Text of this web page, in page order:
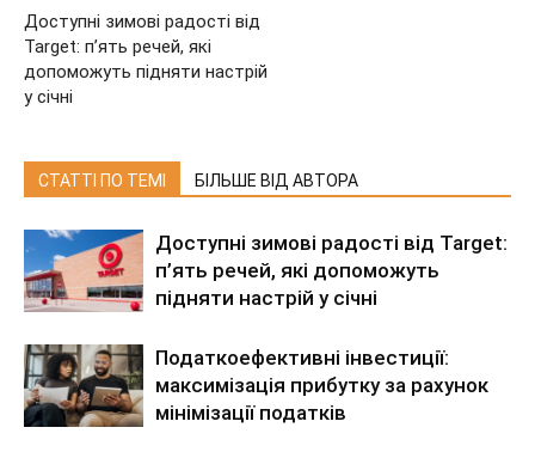
Доступні зимові радості від
Target: п’ять речей, які
допоможуть підняти настрій
у січні
СТАТТІ ПО ТЕМІ БІЛЬШЕ ВІД АВТОРА
Доступні зимові радості від Target:
п’ять речей, які допоможуть
підняти настрій у січні
Податкоефективні інвестиції:
максимізація прибутку за рахунок
мінімізації податків